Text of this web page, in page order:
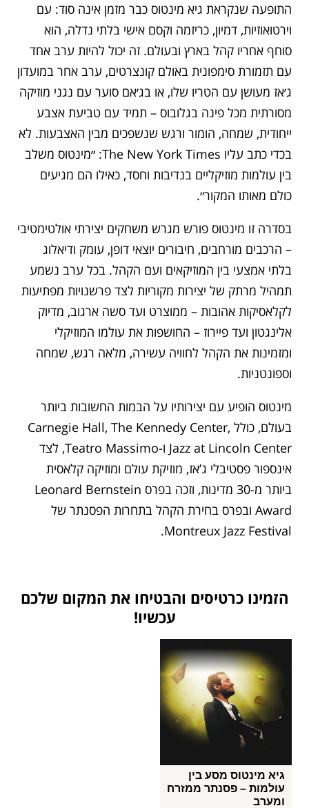
התופעה שנקראת גיא מינטוס כבר מזמן אינה סוד: עם
וירטואוזיות, דמיון, כריזמה וקסם אישי בלתי נדלה, הוא
סוחף אחריו קהל בארץ ובעולם. זה יכול להיות ערב אחד
עם תזמורת סימפונית באולם קונצרטים, ערב אחר במועדון
ג׳אז מעושן עם הטריו שלו, או בג׳אם סוער עם נגני מוזיקה
מסורתית מכל פינה בגלובוס – תמיד עם טביעת אצבע
ייחודית, שמחה, הומור ורגש שנשפכים מבין האצבעות. לא
בכדי כתב עליו The New York Times: ״מינטוס משלב
בין עולמות מוזיקליים בנדיבות וחסד, כאילו הם מגיעים
כולם מאותו המקור״.
בסדרה זו מינטוס פורש מגרש משחקים יצירתי אולטימטיבי
– הרכבים מורחבים, חיבורים יוצאי דופן, עומק ודיאלוג
בלתי אמצעי בין המוזיקאים ועם הקהל. בכל ערב נשמע
תמהיל מרתק של יצירות מקוריות לצד פרשנויות מפתיעות
לקלאסיקות אהובות – ממוצרט ועד סשה ארגוב, מדיוק
אלינגטון ועד פיירוז – החושפות את עולמו המוזיקלי
ומזמינות את הקהל לחוויה עשירה, מלאה רגש, שמחה
וספונטניות.
מינטוס הופיע עם יצירותיו על הבמות החשובות ביותר
בעולם, כולל Carnegie Hall, The Kennedy Center,
Jazz at Lincoln Center ו-Teatro Massimo, לצד
אינספור פסטיבלי ג’אז, מוזיקת עולם ומוזיקה קלאסית
ביותר מ-30 מדינות, וזכה בפרס Leonard Bernstein
Award ובפרס בחירת הקהל בתחרות הפסנתר של
Montreux Jazz Festival.
הזמינו כרטיסים והבטיחו את המקום שלכם
עכשיו!
גיא מינטוס מסע בין
עולמות – פסנתר ממזרח
ומערב